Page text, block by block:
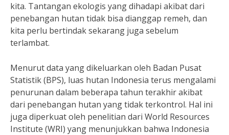
kita. Tantangan ekologis yang dihadapi akibat dari
penebangan hutan tidak bisa dianggap remeh, dan
kita perlu bertindak sekarang juga sebelum
terlambat.
Menurut data yang dikeluarkan oleh Badan Pusat
Statistik (BPS), luas hutan Indonesia terus mengalami
penurunan dalam beberapa tahun terakhir akibat
dari penebangan hutan yang tidak terkontrol. Hal ini
juga diperkuat oleh penelitian dari World Resources
Institute (WRI) yang menunjukkan bahwa Indonesia